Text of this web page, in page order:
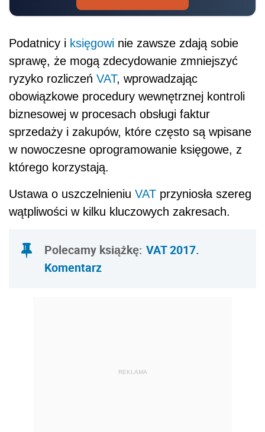
Podatnicy i księgowi nie zawsze zdają sobie
sprawę, że mogą zdecydowanie zmniejszyć
ryzyko rozliczeń VAT, wprowadzając
obowiązkowe procedury wewnętrznej kontroli
biznesowej w procesach obsługi faktur
sprzedaży i zakupów, które często są wpisane
w nowoczesne oprogramowanie księgowe, z
którego korzystają.
Ustawa o uszczelnieniu VAT przyniosła szereg
wątpliwości w kilku kluczowych zakresach.
Polecamy książkę: VAT 2017.
Komentarz
REKLAMA